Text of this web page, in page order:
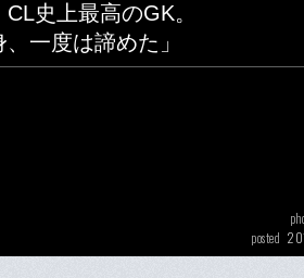
史上最高のGK。
一度は諦めた」
posted